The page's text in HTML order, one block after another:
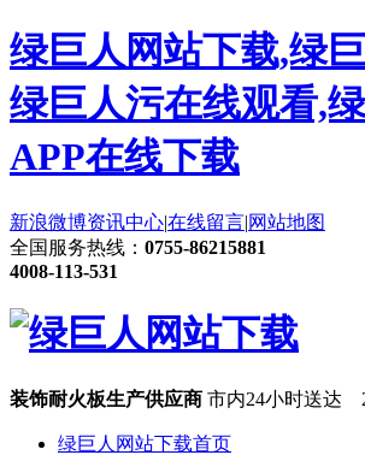
绿巨人网站下载,绿
绿巨人污在线观看,
APP在线下载
新浪微博资讯中心|在线留言|网站地图
全国服务热线： 0755-86215881
4008-113-531
装饰耐火板生产供应商 市内24小时送达
绿巨人网站下载首页